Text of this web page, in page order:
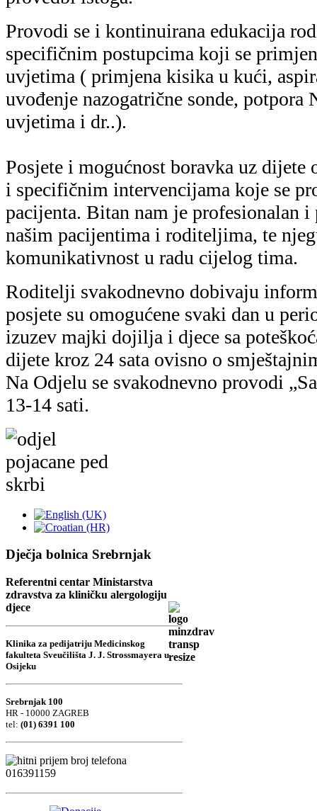
Provodi se i kontinuirana edukacija
specifičnim postupcima koji se
uvjetima ( primjena kisika u kući,
uvođenje nazogatrične sonde,
uvjetima i dr..).
Posjete i mogućnost boravka uz dijete
i specifičnim intervencijama koje se
pacijenta. Bitan nam je profesionalan
našim pacijentima i roditeljima, te
komunikativnost u radu cijelog tima.
Roditelji svakodnevno dobivaju
posjete su omogućene svaki dan u
izuzev majki dojilja i djece sa
dijete kroz 24 sata ovisno o
Na Odjelu se svakodnevno provodi
13-14 sati.
Dječja bolnica Srebrnjak
Referentni centar Ministarstva
zdravstva za kliničku alergologiju
djece
Klinika za pedijatriju Medicinskog
fakulteta Sveučilišta J. J. Strossmayera u
Osijeku
Srebrnjak 100
HR - 10000 ZAGREB
tel: (01) 6391 100